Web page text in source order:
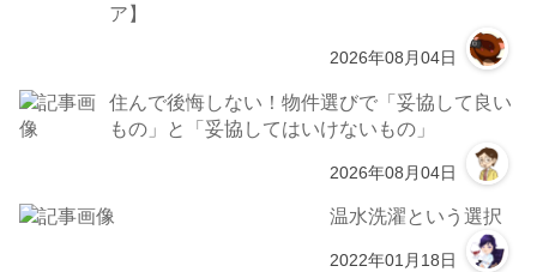
ア】
2026年08月04日
住んで後悔しない！物件選びで「妥協して良い
もの」と「妥協してはいけないもの」
2026年08月04日
温水洗濯という選択
2022年01月18日